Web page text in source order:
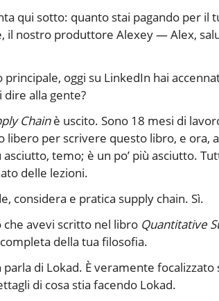
qui sotto: quanto stai pagando per il
il nostro produttore Alexey — Alex,
principale, oggi su LinkedIn hai
alla gente?
Chainè uscito. Sono 18 mesi di
per scrivere questo libro, e ora,
temo; è un po’ più asciutto.
delle lezioni.
considera e pratica supply chain. Sì.
che avevi scritto nel libro Quantitative
della tua filosofia.
parla di Lokad. È veramente
di cosa stia facendo Lokad.